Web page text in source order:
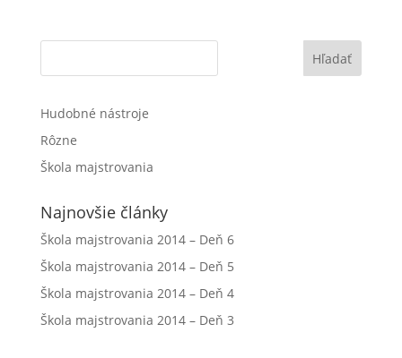
Hľadať
Hudobné nástroje
Rôzne
Škola majstrovania
Najnovšie články
Škola majstrovania 2014 – Deň 6
Škola majstrovania 2014 – Deň 5
Škola majstrovania 2014 – Deň 4
Škola majstrovania 2014 – Deň 3